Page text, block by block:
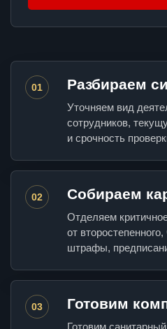
01 Разбираем
Уточняем вид
сотрудников,
и срочность
02 Собираем
Отделяем
от
штрафы,
03 Готовим
Готовим